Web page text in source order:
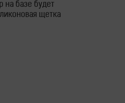
на базе будет
щетка